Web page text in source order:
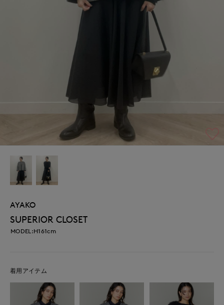
AYAKO
SUPERIOR CLOSET
MODEL:H161cm
着用アイテム